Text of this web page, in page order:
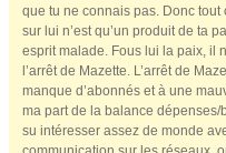
que tu ne connais pas. Donc tout
sur lui n’est qu’un produit de ta
esprit malade. Fous lui la paix, il
l’arrêt de Mazette. L’arrêt de
manque d’abonnés et à une
ma part de la balance dépenses/
su intéresser assez de monde